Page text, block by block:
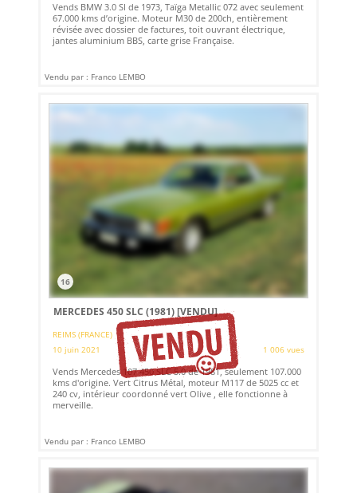
Vends BMW 3.0 SI de 1973, Taïga Metallic 072 avec seulement
67.000 kms d’origine. Moteur M30 de 200ch, entièrement
révisée avec dossier de factures, toit ouvrant électrique,
jantes aluminium BBS, carte grise Française.
Vendu par : Franco LEMBO
16
MERCEDES 450 SLC (1981)[VENDU]
REIMS (FRANCE)
10 juin 2021
1 006 vues
Vends Mercedes 107 450 SLC 5.0 de 1981, seulement 107.000
kms d'origine. Vert Citrus Métal, moteur M117 de 5025 cc et
240 cv, intérieur coordonné vert Olive , elle fonctionne à
merveille.
Vendu par : Franco LEMBO